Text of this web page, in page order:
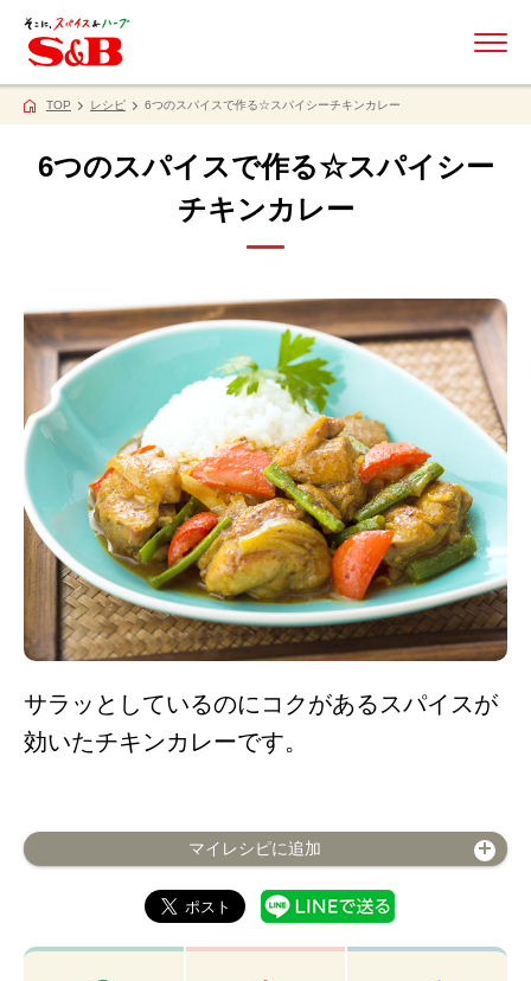
TOP レシピ 6つのスパイスで作る☆スパイシーチキンカレー
6つのスパイスで作る☆スパイシー
チキンカレー
サラッとしているのにコクがあるスパイスが
効いたチキンカレーです。
マイレシピに追加